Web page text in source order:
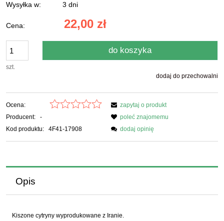
Wysyłka w:
3 dni
Cena: 22,00 zł
szt.
do koszyka
dodaj do przechowalni
Ocena:
Producent:
-
Kod produktu:
4F41-17908
zapytaj o produkt
poleć znajomemu
dodaj opinię
Opis
Kiszone cytryny wyprodukowane z Iranie.